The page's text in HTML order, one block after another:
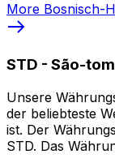
More Bosnisch-
STD - São-
Unsere
der beliebteste
ist. Der
STD. Das